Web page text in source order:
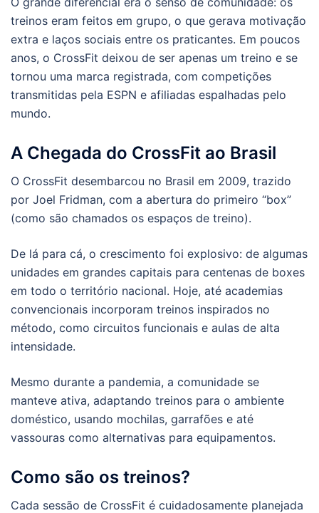
treinos eram feitos em grupo, o que gerava motivação
extra e laços sociais entre os praticantes. Em poucos
anos, o CrossFit deixou de ser apenas um treino e se
tornou uma marca registrada, com competições
transmitidas pela ESPN e afiliadas espalhadas pelo
mundo.
A Chegada do CrossFit ao Brasil
O CrossFit desembarcou no Brasil em 2009, trazido
por Joel Fridman, com a abertura do primeiro “box”
(como são chamados os espaços de treino).
De lá para cá, o crescimento foi explosivo: de algumas
unidades em grandes capitais para centenas de boxes
em todo o território nacional. Hoje, até academias
convencionais incorporam treinos inspirados no
método, como circuitos funcionais e aulas de alta
intensidade.
Mesmo durante a pandemia, a comunidade se
manteve ativa, adaptando treinos para o ambiente
doméstico, usando mochilas, garrafões e até
vassouras como alternativas para equipamentos.
Como são os treinos?
Cada sessão de CrossFit é cuidadosamente planejada